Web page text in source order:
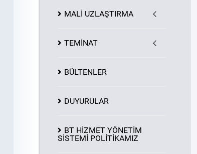
MALİ UZLAŞTIRMA
TEMİNAT
BÜLTENLER
DUYURULAR
BT HİZMET YÖNETİM
SİSTEMİ POLİTİKAMIZ